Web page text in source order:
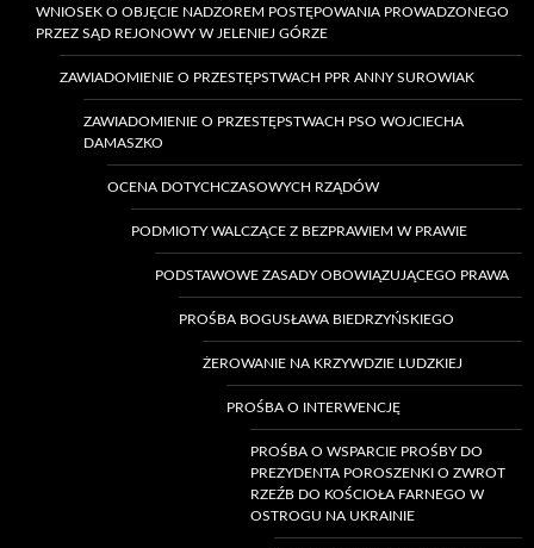
WNIOSEK O OBJĘCIE NADZOREM POSTĘPOWANIA PROWADZONEGO
PRZEZ SĄD REJONOWY W JELENIEJ GÓRZE
ZAWIADOMIENIE O PRZESTĘPSTWACH PPR ANNY SUROWIAK
ZAWIADOMIENIE O PRZESTĘPSTWACH PSO WOJCIECHA
DAMASZKO
OCENA DOTYCHCZASOWYCH RZĄDÓW
PODMIOTY WALCZĄCE Z BEZPRAWIEM W PRAWIE
PODSTAWOWE ZASADY OBOWIĄZUJĄCEGO PRAWA
PROŚBA BOGUSŁAWA BIEDRZYŃSKIEGO
ŻEROWANIE NA KRZYWDZIE LUDZKIEJ
PROŚBA O INTERWENCJĘ
PROŚBA O WSPARCIE PROŚBY DO
PREZYDENTA POROSZENKI O ZWROT
RZEŹB DO KOŚCIOŁA FARNEGO W
OSTROGU NA UKRAINIE